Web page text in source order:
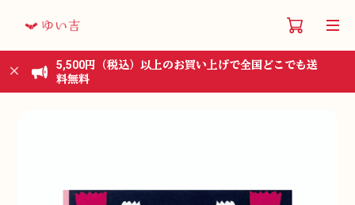
5,500円（税込）以上のお買い上げで全国どこでも送
料無料